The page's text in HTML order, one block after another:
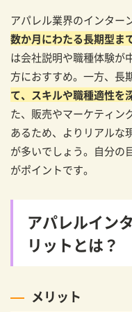
アパレル業界のインター
数か月にわたる長期型ま
は会社説明や職種体験が
方におすすめ。一方、長
て、スキルや職種適性を
た、販売やマーケティン
あるため、よりリアルな
が多いでしょう。自分の
がポイントです。
アパレルイン
リットとは？
メリット